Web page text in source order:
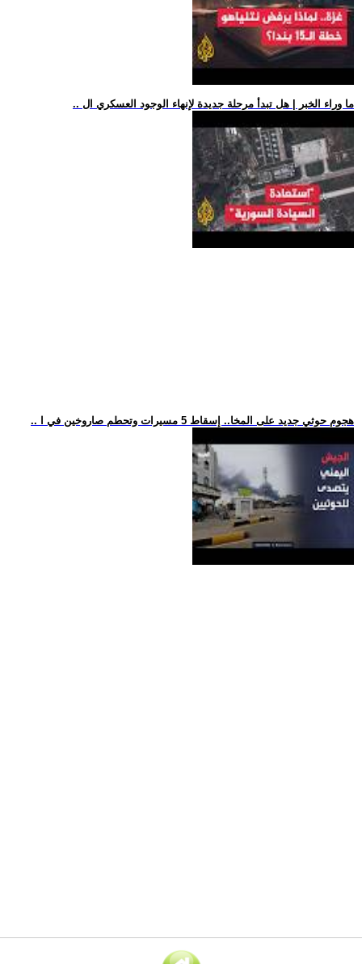
.. ما وراء الخبر | هل تبدأ مرحلة جديدة لإنهاء الوجود العسكري ال
.. هجوم حوثي جديد على المخا.. إسقاط 5 مسيرات وتحطم صاروخين في ا